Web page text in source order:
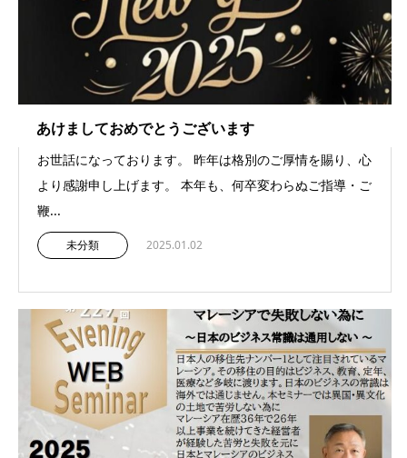
あけましておめでとうございます
お世話になっております。 昨年は格別のご厚情を賜り、心
より感謝申し上げます。 本年も、何卒変わらぬご指導・ご
鞭...
未分類 2025.01.02